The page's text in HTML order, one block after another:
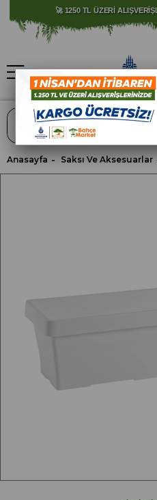
🚀 1250 TL ÜZERİ
⚠️ SATIŞLARIMIZ YALNIZCA
Anasayfa Saksı Ve Aksesuarlar